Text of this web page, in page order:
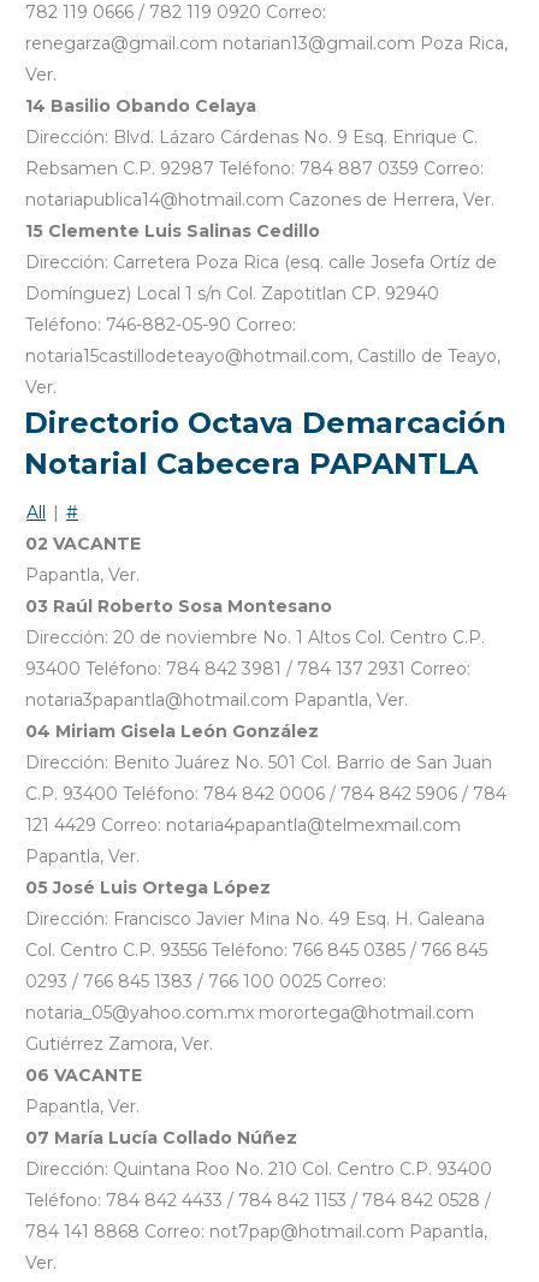
782 119 0666 / 782 119 0920 Correo:
renegarza@gmail.com notarian13@gmail.com Poza Rica,
Ver.
14 Basilio Obando Celaya
Dirección: Blvd. Lázaro Cárdenas No. 9 Esq. Enrique C.
Rebsamen C.P. 92987 Teléfono: 784 887 0359 Correo:
notariapublica14@hotmail.com Cazones de Herrera, Ver.
15 Clemente Luis Salinas Cedillo
Dirección: Carretera Poza Rica (esq. calle Josefa Ortíz de
Domínguez) Local 1 s/n Col. Zapotitlan CP. 92940
Teléfono: 746-882-05-90 Correo:
notaria15castillodeteayo@hotmail.com, Castillo de Teayo,
Ver.
Directorio Octava Demarcación
Notarial Cabecera PAPANTLA
All | #
02 VACANTE
Papantla, Ver.
03 Raúl Roberto Sosa Montesano
Dirección: 20 de noviembre No. 1 Altos Col. Centro C.P.
93400 Teléfono: 784 842 3981 / 784 137 2931 Correo:
notaria3papantla@hotmail.com Papantla, Ver.
04 Miriam Gisela León González
Dirección: Benito Juárez No. 501 Col. Barrio de San Juan
C.P. 93400 Teléfono: 784 842 0006 / 784 842 5906 / 784
121 4429 Correo: notaria4papantla@telmexmail.com
Papantla, Ver.
05 José Luis Ortega López
Dirección: Francisco Javier Mina No. 49 Esq. H. Galeana
Col. Centro C.P. 93556 Teléfono: 766 845 0385 / 766 845
0293 / 766 845 1383 / 766 100 0025 Correo:
notaria_05@yahoo.com.mx morortega@hotmail.com
Gutiérrez Zamora, Ver.
06 VACANTE
Papantla, Ver.
07 María Lucía Collado Núñez
Dirección: Quintana Roo No. 210 Col. Centro C.P. 93400
Teléfono: 784 842 4433 / 784 842 1153 / 784 842 0528 /
784 141 8868 Correo: not7pap@hotmail.com Papantla,
Ver.